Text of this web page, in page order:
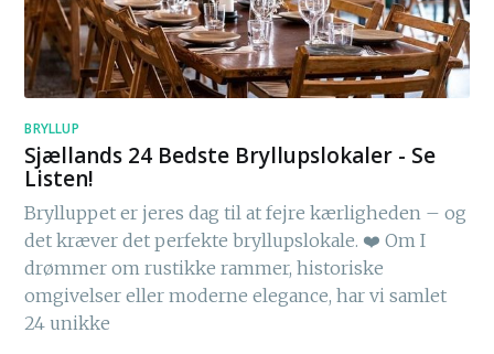
BRYLLUP
Sjællands 24 Bedste Bryllupslokaler - Se
Listen!
Brylluppet er jeres dag til at fejre kærligheden – og
det kræver det perfekte bryllupslokale. ❤️ Om I
drømmer om rustikke rammer, historiske
omgivelser eller moderne elegance, har vi samlet
24 unikke